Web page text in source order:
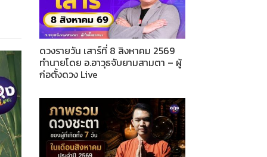
ดวงรายวัน เสาร์ที่ 8 สิงหาคม 2569
ทำนายโดย อ.อาวุธจับยามสามตา – ผู้
ก่อตั้งดวง Live